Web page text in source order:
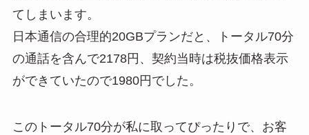
てしまいます。
日本通信の合理的20GBプランだと、トータル70分
の通話を含んで2178円、契約当時は税抜価格表示
ができていたので1980円でした。
このトータル70分が私に取ってぴったりで、お客